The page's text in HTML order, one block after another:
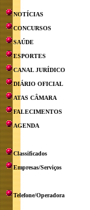
NOTÍCIAS
CONCURSOS
SAÚDE
ESPORTES
CANAL JURÍDICO
DIÁRIO OFICIAL
ATAS CÂMARA
FALECIMENTOS
AGENDA
Classificados
Empresas/Serviços
Telefone/Operadora